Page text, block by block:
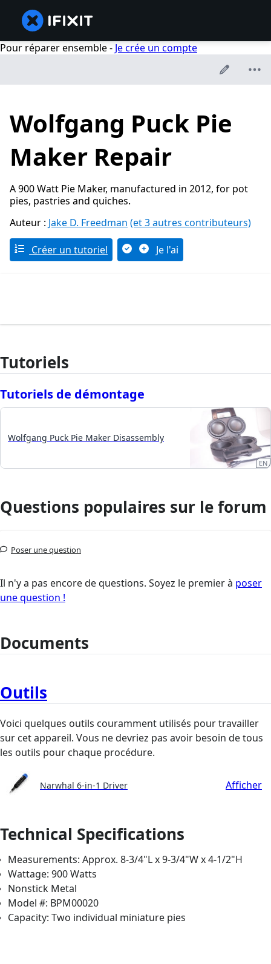
Pour réparer ensemble - Je crée un compte
Wolfgang Puck Pie
Maker Repair
A 900 Watt Pie Maker, manufactured in 2012, for pot
pies, pastries and quiches.
Auteur : Jake D. Freedman (et 3 autres contributeurs)
Créer un tutoriel Je l'ai
Tutoriels
Tutoriels de démontage
Wolfgang Puck Pie Maker Disassembly
EN
Questions populaires sur le forum
Poser une question
Il n'y a pas encore de questions. Soyez le premier à poser
une question !
Documents
Outils
Voici quelques outils couramment utilisés pour travailler
sur cet appareil. Vous ne devriez pas avoir besoin de tous
les outils pour chaque procédure.
Narwhal 6-in-1 Driver Afficher
Technical Specifications
Measurements: Approx. 8-3/4"L x 9-3/4"W x 4-1/2"H
Wattage: 900 Watts
Nonstick Metal
Model #: BPM00020
Capacity: Two individual miniature pies